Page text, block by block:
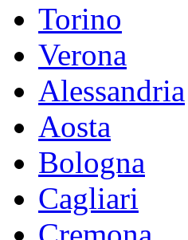
Torino
Verona
Alessandria
Aosta
Bologna
Cagliari